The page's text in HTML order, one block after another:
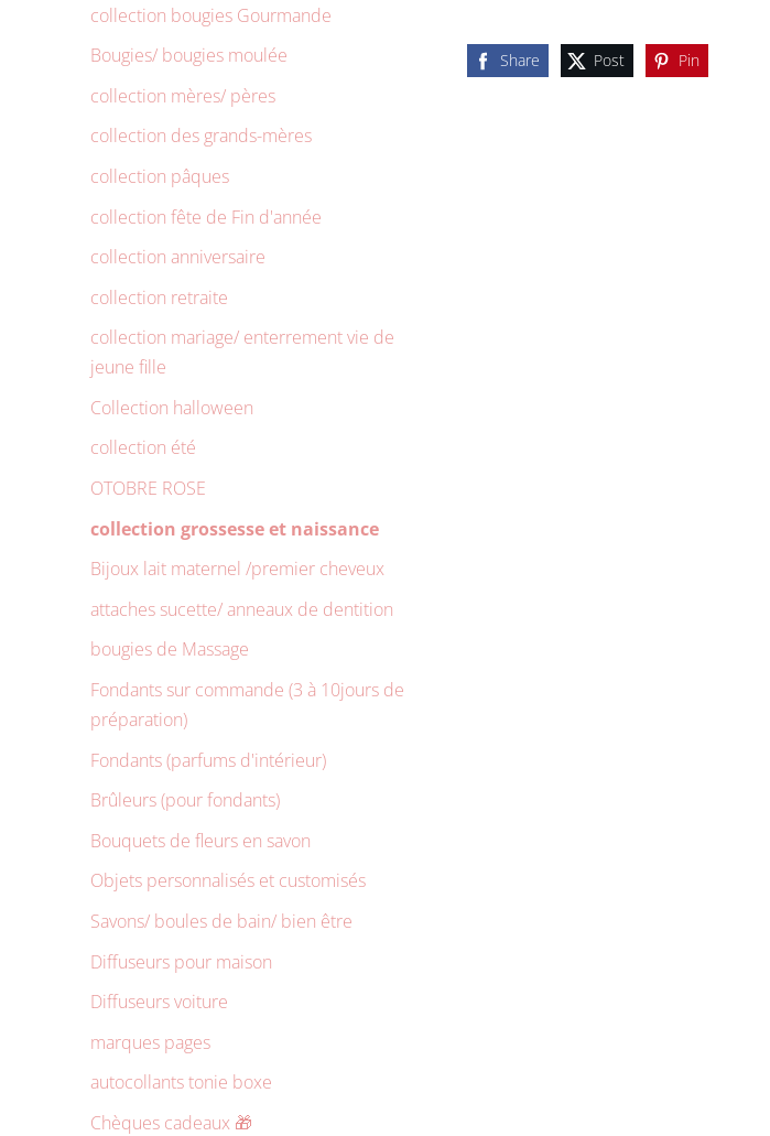
collection bougies Gourmande
Bougies/ bougies moulée
collection mères/ pères
collection des grands-mères
collection pâques
collection fête de Fin d'année
collection anniversaire
collection retraite
collection mariage/ enterrement vie de
jeune fille
Collection halloween
collection été
OTOBRE ROSE
collection grossesse et naissance
Bijoux lait maternel /premier cheveux
attaches sucette/ anneaux de dentition
bougies de Massage
Fondants sur commande (3 à 10jours de
préparation)
Fondants (parfums d'intérieur)
Brûleurs (pour fondants)
Bouquets de fleurs en savon
Objets personnalisés et customisés
Savons/ boules de bain/ bien être
Diffuseurs pour maison
Diffuseurs voiture
marques pages
autocollants tonie boxe
Chèques cadeaux 🎁
Share Post Pin